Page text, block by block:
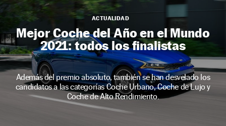
MOTOS
TECNOLOGÍA
SUPERCOCHES
MOTORTV
PREMIOS
SERVICIOS
NEWSLETTER
ACTUALIDAD
Mejor Coche del Año en el Mundo
2021: todos los finalistas
Además del premio absoluto, también se han desvelado los
candidatos a las categorías Coche Urbano, Coche de Lujo y
Coche de Alto Rendimiento.